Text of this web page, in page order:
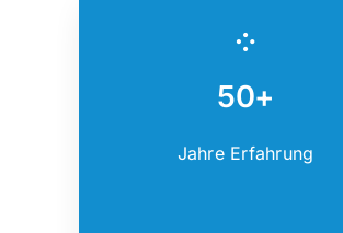
50+
Jahre Erfahrung